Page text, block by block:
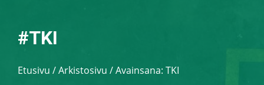
#TKI
Etusivu /Arkistosivu / Avainsana: TKI